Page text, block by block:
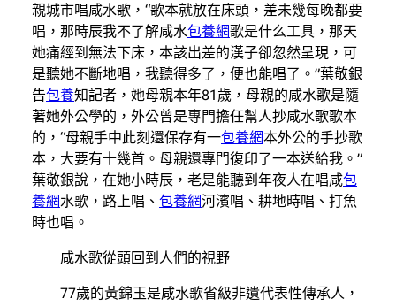
親城市唱咸水歌，“歌本就放在床頭，差未幾每晚都要
唱，那時辰我不了解咸水包養網歌是什么工具，那天
她痛經到無法下床，本該出差的漢子卻忽然呈現，可
是聽她不斷地唱，我聽得多了，便也能唱了。”葉敬銀
告包養知記者，她母親本年81歲，母親的咸水歌是隨
著她外公學的，外公曾是專門擔任幫人抄咸水歌歌本
的，“母親手中此刻還保存有一包養網本外公的手抄歌
本，大要有十幾首。母親還專門復印了一本送給我。”
葉敬銀說，在她小時辰，老是能聽到年夜人在唱咸包
養網水歌，路上唱、 包養網河濱唱、耕地時唱、打魚
時也唱。
咸水歌從頭回到人們的視野
77歲的黃錦玉是咸水歌省級非遺代表性傳承人，